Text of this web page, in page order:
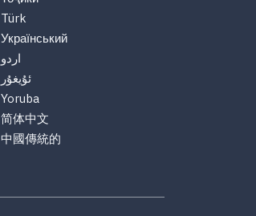
Türk
Український
اردو
ئۇيغۇر
Yoruba
简体中文
中國傳統的